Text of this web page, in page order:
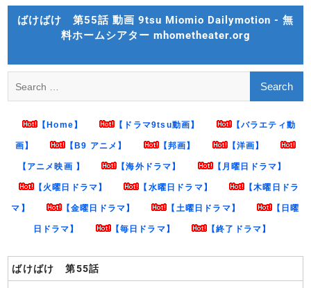
Skip
ばけばけ 第55話 動画 9tsu Miomio Dailymotion - 無
料ホームシアター mhometheater.org
for:
【Home】 【ドラマ9tsu動画】 【バラエティ動
画】 【B9 アニメ】 【邦画】 【洋画】
【アニメ映画 】 【海外ドラマ】 【月曜日ドラマ】
【火曜日ドラマ】 【水曜日ドラマ】 【木曜日ドラ
マ】 【金曜日ドラマ】 【土曜日ドラマ】 【日曜
日ドラマ】 【毎日ドラマ】 【終了ドラマ】
ばけばけ 第55話